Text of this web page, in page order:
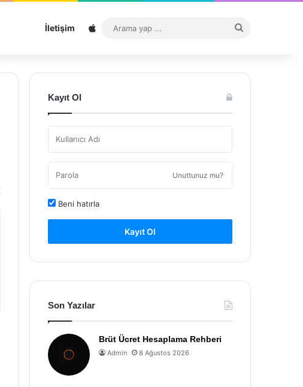
İletişim Sitemap
...
Kayıt Ol
Unuttunuz mu?
Beni hatırla
Kayıt Ol
Son Yazılar
Brüt Ücret Hesaplama Rehberi
Admin 8 Ağustos 2026